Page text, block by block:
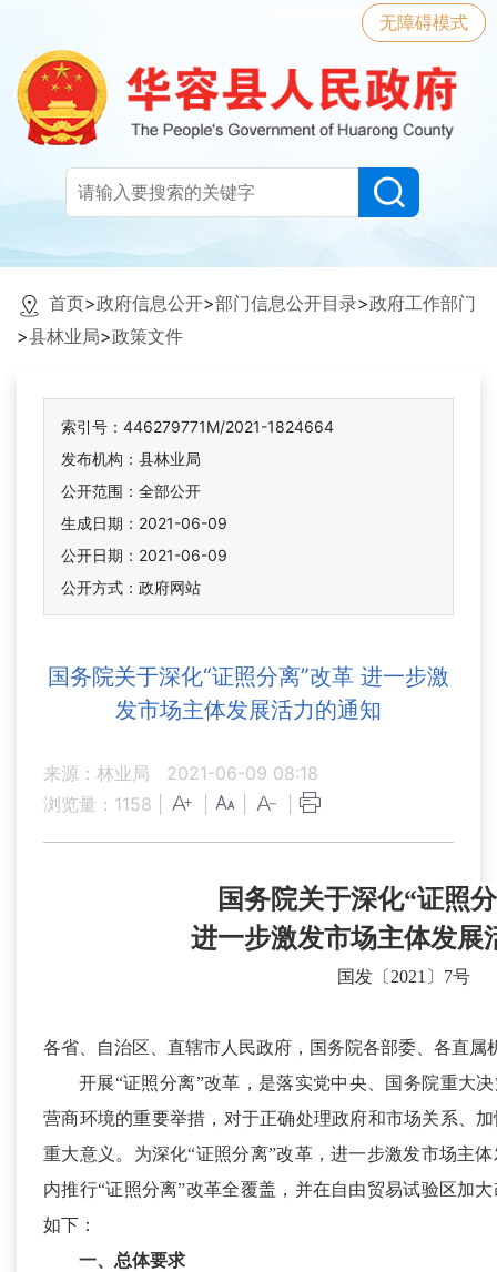
无障碍模式
首页>政府信息公开>部门信息公开目录>政府工作部门
>县林业局>政策文件
索引号：446279771M/2021-1824664
发布机构：县林业局
公开范围：全部公开
生成日期：2021-06-09
公开日期：2021-06-09
公开方式：政府网站
国务院关于深化“证照分离”改革 进一步激
发市场主体发展活力的通知
来源：林业局
2021-06-09 08:18
浏览量： 1158
国务院关于深化“证照
进一步激发市场主体发展
国发〔2021〕7号
各省、自治区、直辖市人民政府，国务院各部委、各直属
开展“证照分离”改革，是落实党中央、国务院重大
营商环境的重要举措，对于正确处理政府和市场关系、
重大意义。为深化“证照分离”改革，进一步激发市场主
内推行“证照分离”改革全覆盖，并在自由贸易试验区加
如下：
一、总体要求